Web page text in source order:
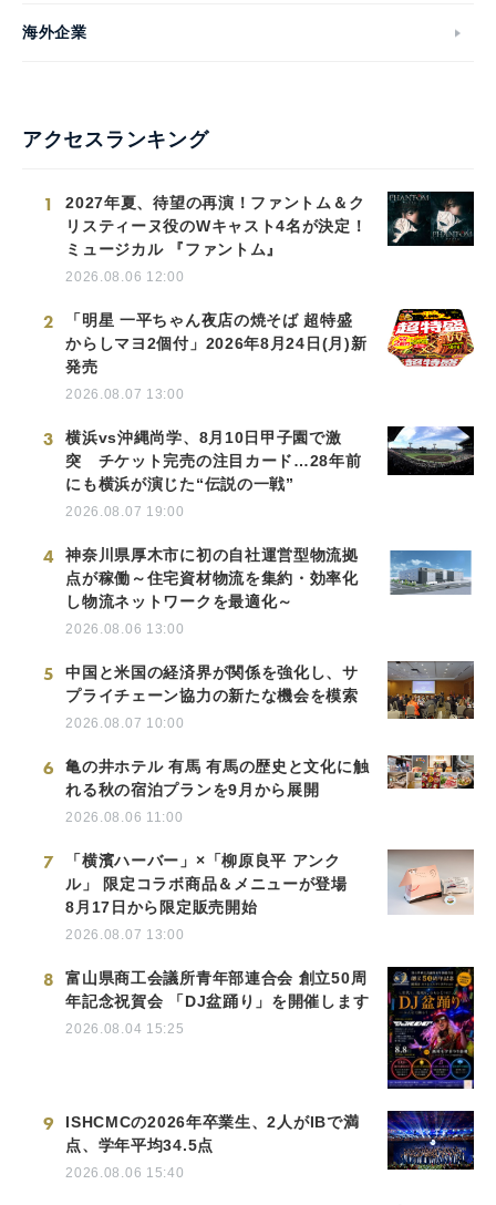
海外企業
アクセスランキング
1
2027年夏、待望の再演！ファントム＆ク
リスティーヌ役のWキャスト4名が決定！
ミュージカル 『ファントム』
2026.08.06 12:00
2
「明星 一平ちゃん夜店の焼そば 超特盛
からしマヨ2個付」2026年8月24日(月)新
発売
2026.08.07 13:00
3
横浜vs沖縄尚学、8月10日甲子園で激
突 チケット完売の注目カード…28年前
にも横浜が演じた“伝説の一戦”
2026.08.07 19:00
4
神奈川県厚木市に初の自社運営型物流拠
点が稼働～住宅資材物流を集約・効率化
し物流ネットワークを最適化～
2026.08.06 13:00
5
中国と米国の経済界が関係を強化し、サ
プライチェーン協力の新たな機会を模索
2026.08.07 10:00
6
亀の井ホテル 有馬 有馬の歴史と文化に触
れる秋の宿泊プランを9月から展開
2026.08.06 11:00
7
「横濱ハーバー」×「柳原良平 アンク
ル」 限定コラボ商品＆メニューが登場
8月17日から限定販売開始
2026.08.07 13:00
8
富山県商工会議所青年部連合会 創立50周
年記念祝賀会 「DJ盆踊り」を開催します
2026.08.04 15:25
9
ISHCMCの2026年卒業生、2人がIBで満
点、学年平均34.5点
2026.08.06 15:40